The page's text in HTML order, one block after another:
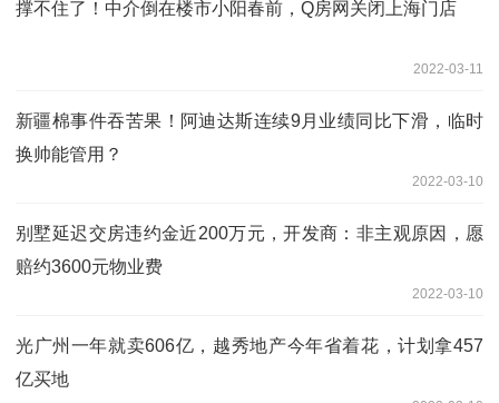
撑不住了！中介倒在楼市小阳春前，Q房网关闭上海门店
2022-03-11
新疆棉事件吞苦果！阿迪达斯连续9月业绩同比下滑，临时
换帅能管用？
2022-03-10
别墅延迟交房违约金近200万元，开发商：非主观原因，愿
赔约3600元物业费
2022-03-10
光广州一年就卖606亿，越秀地产今年省着花，计划拿457
亿买地